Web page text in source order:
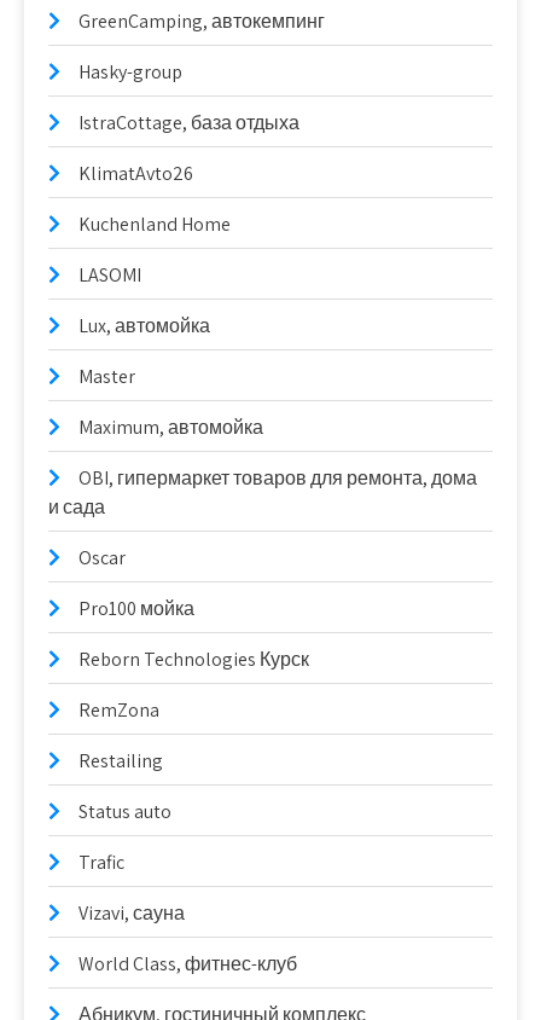
GreenCamping, автокемпинг
Hasky-group
IstraCottage, база отдыха
KlimatAvto26
Kuchenland Home
LASOMI
Lux, автомойка
Master
Maximum, автомойка
OBI, гипермаркет товаров для ремонта, дома
и сада
Oscar
Pro100 мойка
Reborn Technologies Курск
RemZona
Restailing
Status auto
Trafic
Vizavi, сауна
World Class, фитнес-клуб
Абникум, гостиничный комплекс